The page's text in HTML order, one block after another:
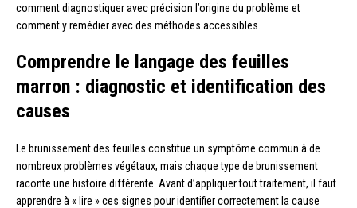
comment diagnostiquer avec précision l’origine du problème et
comment y remédier avec des méthodes accessibles.
Comprendre le langage des feuilles
marron : diagnostic et identification des
causes
Le brunissement des feuilles constitue un symptôme commun à de
nombreux problèmes végétaux, mais chaque type de brunissement
raconte une histoire différente. Avant d’appliquer tout traitement, il faut
apprendre à « lire » ces signes pour identifier correctement la cause